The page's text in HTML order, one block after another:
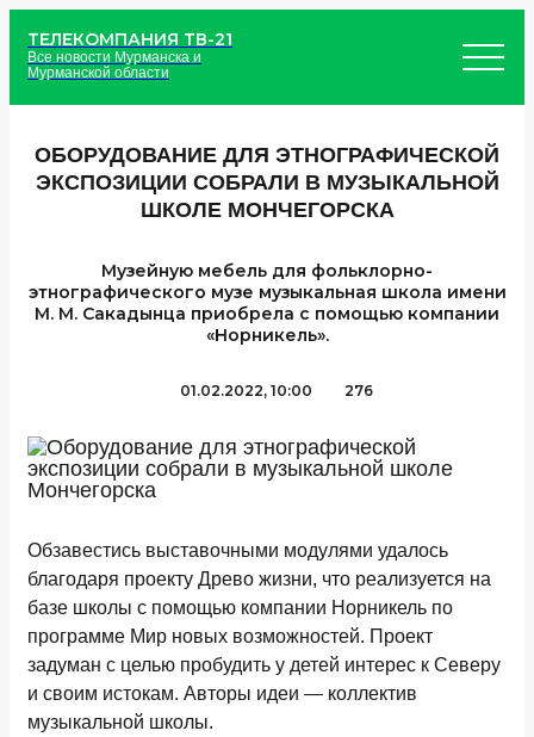
ТЕЛЕКОМПАНИЯ ТВ-21
Все новости Мурманска и
Мурманской области
ОБОРУДОВАНИЕ ДЛЯ ЭТНОГРАФИЧЕСКОЙ
ЭКСПОЗИЦИИ СОБРАЛИ В МУЗЫКАЛЬНОЙ
ШКОЛЕ МОНЧЕГОРСКА
Музейную мебель для фольклорно-
этнографического музе музыкальная школа имени
М. М. Сакадынца приобрела с помощью компании
«Норникель».
01.02.2022, 10:00 276
Обзавестись выставочными модулями удалось
благодаря проекту Древо жизни, что реализуется на
базе школы с помощью компании Норникель по
программе Мир новых возможностей. Проект
задуман с целью пробудить у детей интерес к Северу
и своим истокам. Авторы идеи — коллектив
музыкальной школы.